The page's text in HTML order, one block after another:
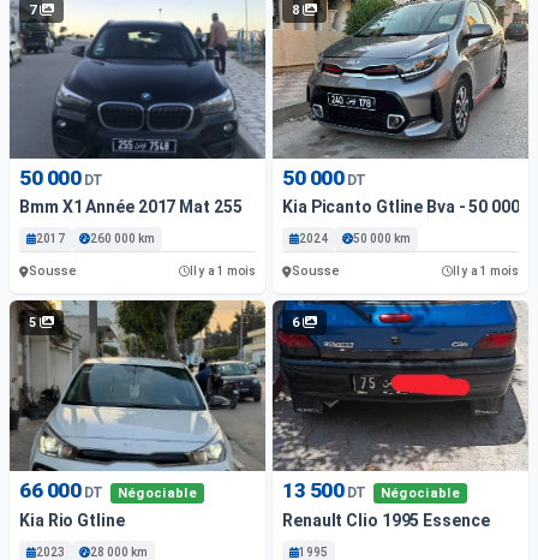
7
50 000 DT
Bmm X1 Année 2017 Mat 255
2017 260 000 km
Sousse Il y a 1 mois
8
50 000 DT
Kia Picanto Gtline Bva - 50 000
2024 50 000 km
Sousse Il y a 1 mois
5
66 000 DT Négociable
Kia Rio Gtline
2023 28 000 km
6
13 500 DT Négociable
Renault Clio 1995 Essence
1995